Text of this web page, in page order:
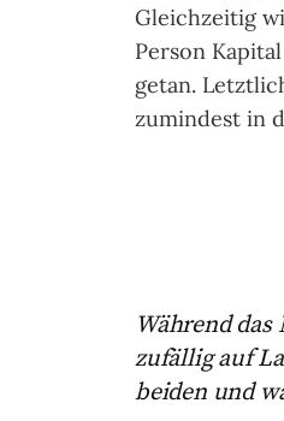
Gleichzeitig
Person
getan.
zumindest in
Während
zufällig auf
beiden und